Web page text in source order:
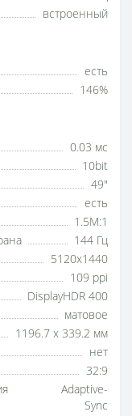
встроенный
есть
146%
0.03 мс
10bit
49"
есть
1.5M:1
144 Гц
5120x1440
109 ppi
DisplayHDR 400
матовое
1196.7 x 339.2 мм
нет
32:9
Adaptive-
Sync